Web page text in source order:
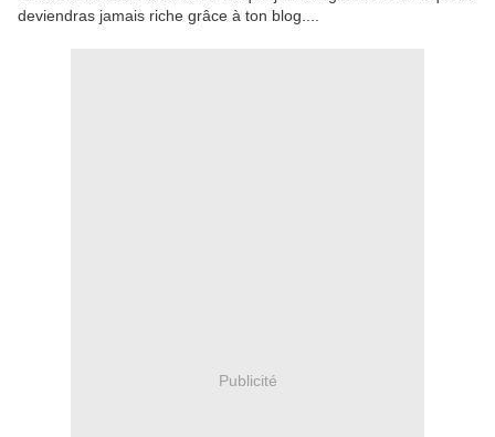
deviendras jamais riche grâce à ton blog....
Publicité